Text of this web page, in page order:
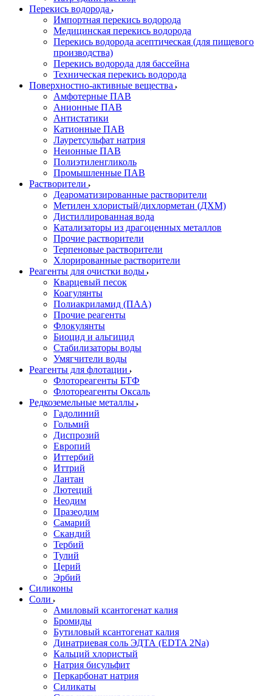
Перекись водорода
Импортная перекись водорода
Медицинская перекись водорода
Перекись водорода асептическая (для пищевого
производства)
Перекись водорода для бассейна
Техническая перекись водорода
Поверхностно-активные вещества
Амфотерные ПАВ
Анионные ПАВ
Антистатики
Катионные ПАВ
Лауретсульфат натрия
Неионные ПАВ
Полиэтиленгликоль
Промышленные ПАВ
Растворители
Деароматизированные растворители
Метилен хлористый/дихлорметан (ДХМ)
Дистиллированная вода
Катализаторы из драгоценных металлов
Прочие растворители
Терпеновые растворители
Хлорированные растворители
Реагенты для очистки воды
Кварцевый песок
Коагулянты
Полиакриламид (ПАА)
Прочие реагенты
Флокулянты
Биоцид и альгицид
Стабилизаторы воды
Умягчители воды
Реагенты для флотации
Флотореагенты БТФ
Флотореагенты Оксаль
Редкоземельные металлы
Гадолиний
Гольмий
Диспрозий
Европий
Иттербий
Иттрий
Лантан
Лютеций
Неодим
Празеодим
Самарий
Скандий
Тербий
Тулий
Церий
Эрбий
Силиконы
Соли
Амиловый ксантогенат калия
Бромиды
Бутиловый ксантогенат калия
Динатриевая соль ЭДТА (EDTA 2Na)
Кальций хлористый
Натрия бисульфит
Перкарбонат натрия
Силикаты